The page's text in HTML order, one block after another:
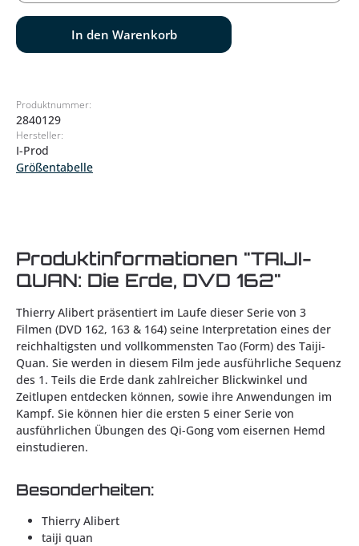
In den Warenkorb
Produktnummer:
2840129
Hersteller:
I-Prod
Größentabelle
Produktinformationen "TAIJI-
QUAN: Die Erde, DVD 162"
Thierry Alibert präsentiert im Laufe dieser Serie von 3
Filmen (DVD 162, 163 & 164) seine Interpretation eines der
reichhaltigsten und vollkommensten Tao (Form) des Taiji-
Quan. Sie werden in diesem Film jede ausführliche Sequenz
des 1. Teils die Erde dank zahlreicher Blickwinkel und
Zeitlupen entdecken können, sowie ihre Anwendungen im
Kampf. Sie können hier die ersten 5 einer Serie von
ausführlichen Übungen des Qi-Gong vom eisernen Hemd
einstudieren.
Besonderheiten:
Thierry Alibert
taiji quan